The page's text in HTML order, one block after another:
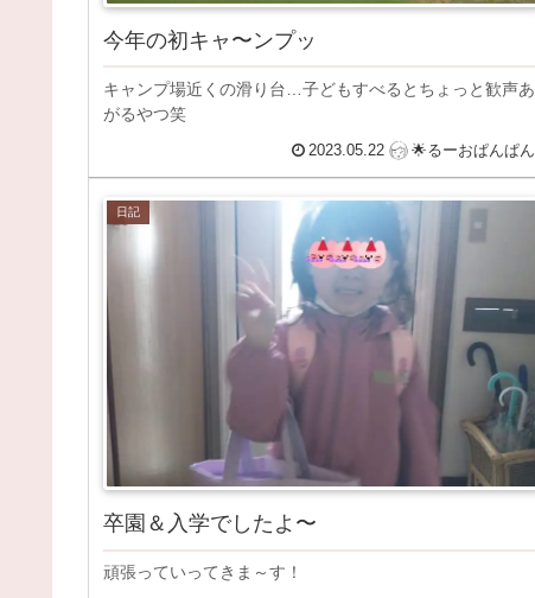
今年の初キャ〜ンプッ
キャンプ場近くの滑り台…子どもすべるとちょっと歓声あ
がるやつ笑
2023.05.22 🌟るーおぱんぱん
日記
卒園＆入学でしたよ〜
頑張っていってきま～す！